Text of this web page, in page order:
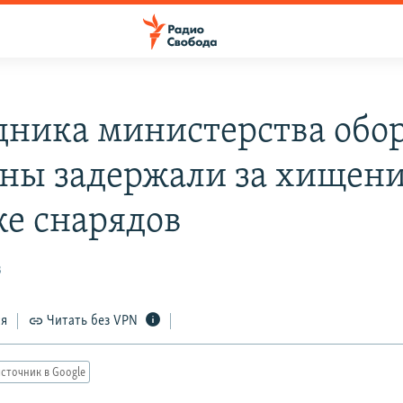
министерства
задержали за
снарядов
Читать без VPN
в Google